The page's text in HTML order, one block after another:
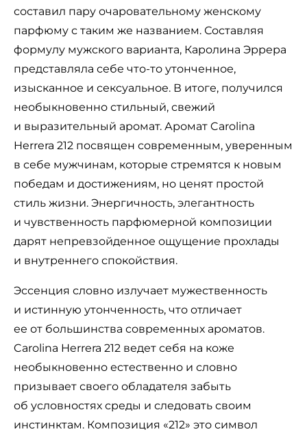
составил пару очаровательному женскому
парфюму с таким же названием. Составляя
формулу мужского варианта, Каролина Эррера
представляла себе что-то утонченное,
изысканное и сексуальное. В итоге, получился
необыкновенно стильный, свежий
и выразительный аромат. Аромат Carolina
Herrera 212 посвящен современным, уверенным
в себе мужчинам, которые стремятся к новым
победам и достижениям, но ценят простой
стиль жизни. Энергичность, элегантность
и чувственность парфюмерной композиции
дарят непревзойденное ощущение прохлады
и внутреннего спокойствия.
Эссенция словно излучает мужественность
и истинную утонченность, что отличает
ее от большинства современных ароматов.
Carolina Herrera 212 ведет себя на коже
необыкновенно естественно и словно
призывает своего обладателя забыть
об условностях среды и следовать своим
инстинктам. Композиция «212» это символ